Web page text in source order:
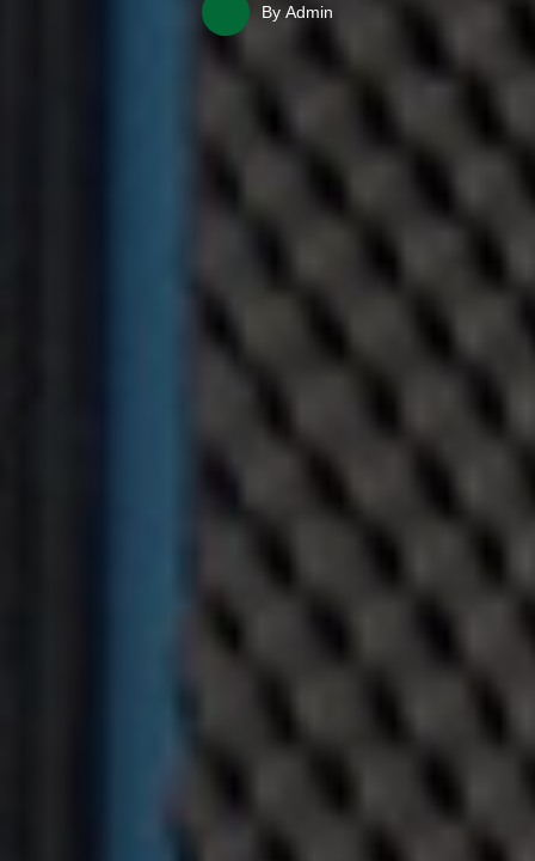
By Admin